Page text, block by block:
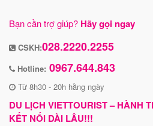
Bạn cần trợ giúp? Hãy gọi ngay
CSKH:028.2220.2255
Hotline: 0967.644.843
Từ 8h30 - 20h hằng ngày
DU LỊCH VIETTOURIST – HÀNH
KẾT NỐI DÀI LÂU!!!